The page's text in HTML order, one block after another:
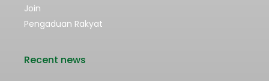
Join
Pengaduan Rakyat
Recent news